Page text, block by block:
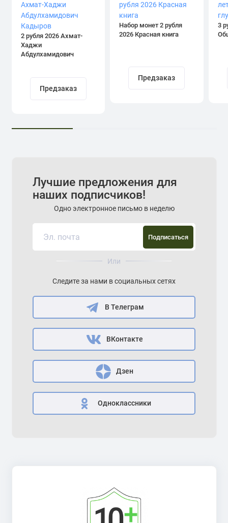
2 рубля 2026 Ахмат-
Хаджи
Абдулхамидович
Предзаказ
Набор монет 2 рубля
2026 Красная книга
Предзаказ
3
Лучшие предложения для
наших подписчиков!
Одно электронное письмо в неделю
Подписаться
Или
Следите за нами в социальных сетях
В Телеграм
ВКонтакте
Дзен
Одноклассники